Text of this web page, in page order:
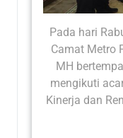
Pada hari
Camat Metro
MH
mengikuti
Kinerja dan